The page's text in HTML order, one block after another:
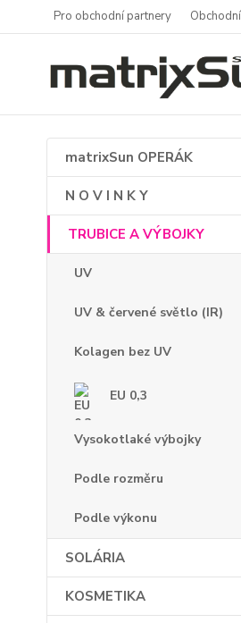
Pro obchodní partnery
matrixSun OPERÁK
N O V I N K Y
TRUBICE A VÝBOJKY
UV
UV & červené světlo (IR)
Kolagen bez UV
EU 0,3
Vysokotlaké výbojky
Podle rozměru
Podle výkonu
SOLÁRIA
KOSMETIKA